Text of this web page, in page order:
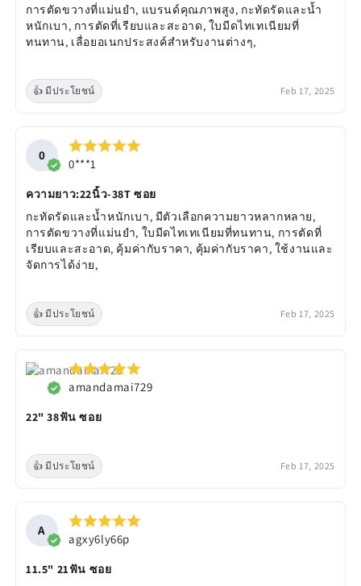
การตัดขวางที่แม่นยำ, แบรนด์คุณภาพสูง, กะทัดรัดและน้ำ
หนักเบา, การตัดที่เรียบและสะอาด, ใบมีดไทเทเนียมที่
ทนทาน, เลื่อยอเนกประสงค์สำหรับงานต่างๆ,
👍 มีประโยชน์ Feb 17, 2025
0
0***1
ความยาว:22นิ้ว-38T ซอย
กะทัดรัดและน้ำหนักเบา, มีตัวเลือกความยาวหลากหลาย,
การตัดขวางที่แม่นยำ, ใบมีดไทเทเนียมที่ทนทาน, การตัดที่
เรียบและสะอาด, คุ้มค่ากับราคา, คุ้มค่ากับราคา, ใช้งานและ
จัดการได้ง่าย,
👍 มีประโยชน์ Feb 17, 2025
amandamai729
22" 38ฟัน ซอย
👍 มีประโยชน์ Feb 17, 2025
A
agxy6ly66p
11.5" 21ฟัน ซอย